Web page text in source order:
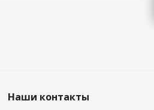
Наши контакты